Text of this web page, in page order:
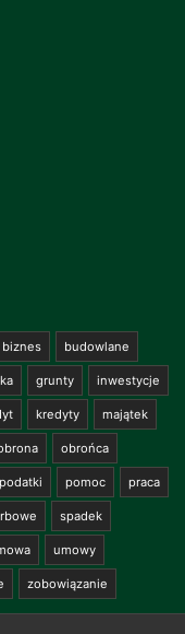
biznes budowlane
grunty inwestycje
kredyty majątek
obrońca
podatki pomoc praca
spadek
umowy
zobowiązanie